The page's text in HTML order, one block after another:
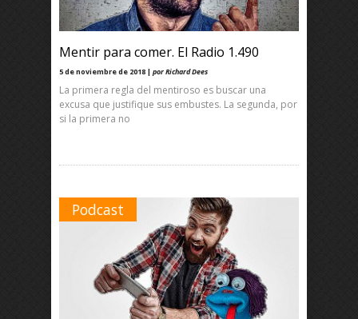
Mentir para comer. El Radio 1.490
5 de noviembre de 2018 | por Richard Dees
La primera regla del mentiroso es buscar una
excusa que justifique sus embustes. La segunda, por
si la primera no
Podcast